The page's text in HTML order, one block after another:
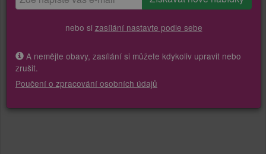
nebo si zasílání nastavte podle sebe
A nemějte obavy, zasílání si můžete kdykoliv upravit nebo
zrušit.
Poučení o zpracování osobních údajů